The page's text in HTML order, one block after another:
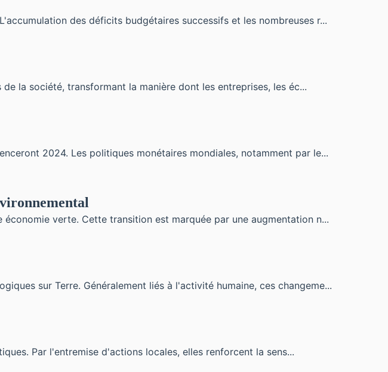
des déficits budgétaires successifs et les nombreuses r...
la société, transformant la manière dont les entreprises, les éc...
2024. Les politiques monétaires mondiales, notamment par le...
verte. Cette transition est marquée par une augmentation n...
sur Terre. Généralement liés à l'activité humaine, ces changeme...
Par l'entremise d'actions locales, elles renforcent la sens...